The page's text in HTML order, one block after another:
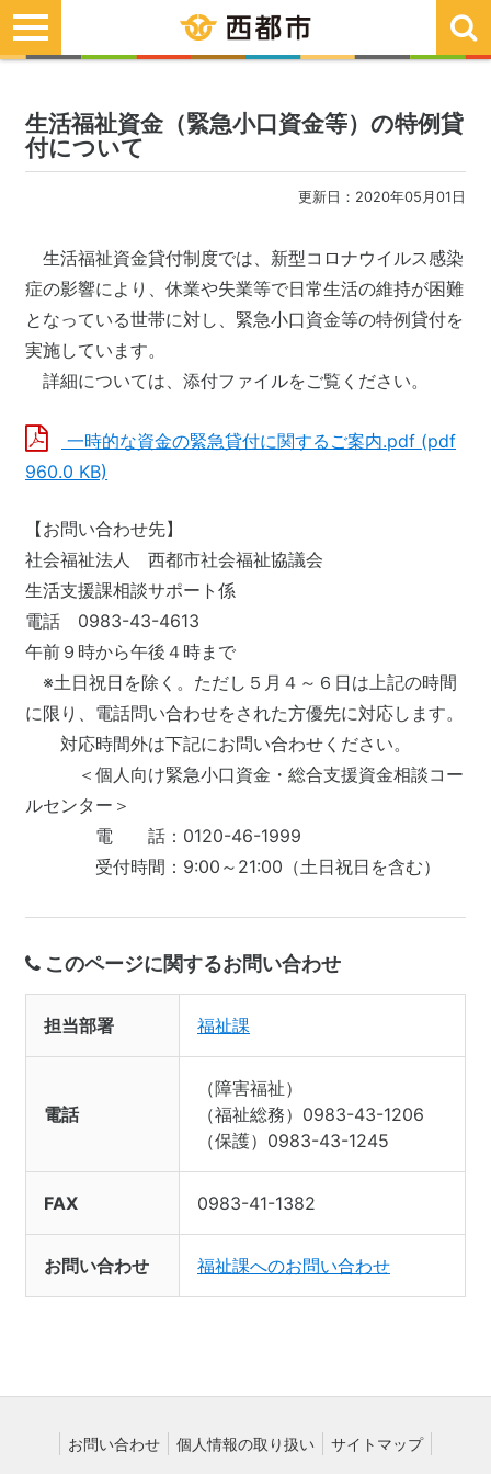
toggle
navigation
生活福祉資金（緊急小口資金等）の特例貸
付について
更新日：2020年05月01日
生活福祉資金貸付制度では、新型コロナウイルス感染
症の影響により、休業や失業等で日常生活の維持が困難
となっている世帯に対し、緊急小口資金等の特例貸付を
実施しています。
詳細については、添付ファイルをご覧ください。
一時的な資金の緊急貸付に関するご案内.pdf (pdf
960.0 KB)
【お問い合わせ先】
社会福祉法人 西都市社会福祉協議会
生活支援課相談サポート係
電話 0983-43-4613
午前９時から午後４時まで
※土日祝日を除く。ただし５月４～６日は上記の時間
に限り、電話問い合わせをされた方優先に対応します。
対応時間外は下記にお問い合わせください。
＜個人向け緊急小口資金・総合支援資金相談コー
ルセンター＞
電 話：0120-46-1999
受付時間：9:00～21:00（土日祝日を含む）
このページに関するお問い合わせ
担当部署 福祉課
電話
（障害福祉）
（福祉総務）0983-43-1206
（保護）0983-43-1245
FAX 0983-41-1382
お問い合わせ 福祉課へのお問い合わせ
お問い合わせ 個人情報の取り扱い サイトマップ